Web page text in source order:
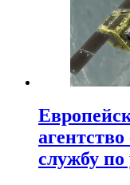
службу по